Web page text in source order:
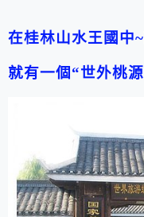
在桂林山水王國中~
就有一個“世外桃源